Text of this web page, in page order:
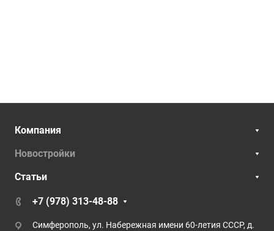
Компания
Новостройки
Статьи
+7 (978) 313-48-88
Симферополь, ул. Набережная имени 60-летия СССР, д.